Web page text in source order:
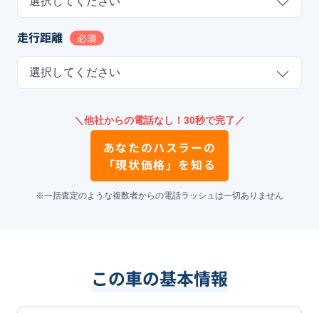
走行距離 必須
選択してください
＼他社からの電話なし！30秒で完了／
あなたのハスラーの
「現状価格」を知る
※一括査定のような複数者からの電話ラッシュは一切ありません
この車の基本情報